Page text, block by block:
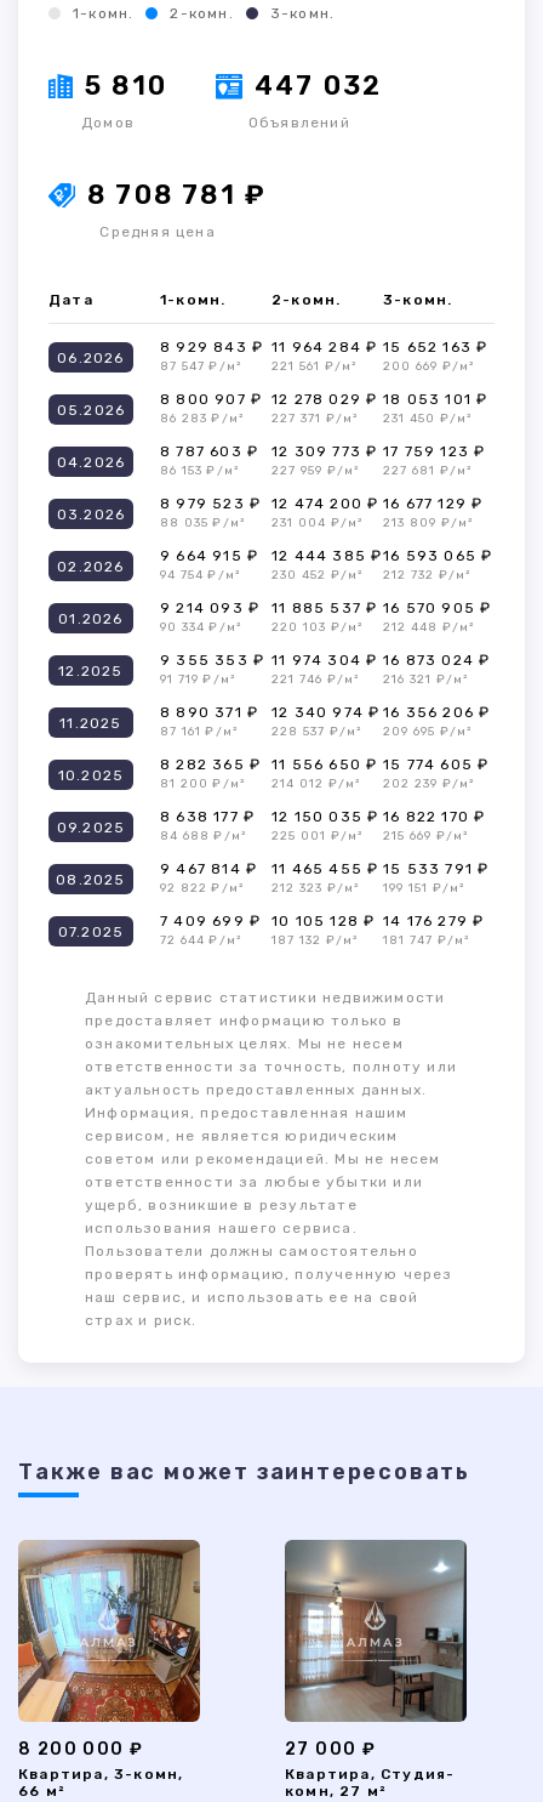
1-комн. 2-комн. 3-комн.
5 810
Домов
447 032
Объявлений
8 708 781 ₽
Средняя цена
Дата 1-комн. 2-комн. 3-комн.
06.2026
8 929 843 ₽
87 547 ₽/м²
11 964 284 ₽
221 561 ₽/м²
15 652 163 ₽
200 669 ₽/м²
05.2026
8 800 907 ₽
86 283 ₽/м²
12 278 029 ₽
227 371 ₽/м²
18 053 101 ₽
231 450 ₽/м²
04.2026
8 787 603 ₽
86 153 ₽/м²
12 309 773 ₽
227 959 ₽/м²
17 759 123 ₽
227 681 ₽/м²
03.2026
8 979 523 ₽
88 035 ₽/м²
12 474 200 ₽
231 004 ₽/м²
16 677 129 ₽
213 809 ₽/м²
02.2026
9 664 915 ₽
94 754 ₽/м²
12 444 385 ₽
230 452 ₽/м²
16 593 065 ₽
212 732 ₽/м²
01.2026
9 214 093 ₽
90 334 ₽/м²
11 885 537 ₽
220 103 ₽/м²
16 570 905 ₽
212 448 ₽/м²
12.2025
9 355 353 ₽
91 719 ₽/м²
11 974 304 ₽
221 746 ₽/м²
16 873 024 ₽
216 321 ₽/м²
11.2025
8 890 371 ₽
87 161 ₽/м²
12 340 974 ₽
228 537 ₽/м²
16 356 206 ₽
209 695 ₽/м²
10.2025
8 282 365 ₽
81 200 ₽/м²
11 556 650 ₽
214 012 ₽/м²
15 774 605 ₽
202 239 ₽/м²
09.2025
8 638 177 ₽
84 688 ₽/м²
12 150 035 ₽
225 001 ₽/м²
16 822 170 ₽
215 669 ₽/м²
08.2025
9 467 814 ₽
92 822 ₽/м²
11 465 455 ₽
212 323 ₽/м²
15 533 791 ₽
199 151 ₽/м²
07.2025
7 409 699 ₽
72 644 ₽/м²
10 105 128 ₽
187 132 ₽/м²
14 176 279 ₽
181 747 ₽/м²
Данный сервис статистики недвижимости
предоставляет информацию только в
ознакомительных целях. Мы не несем
ответственности за точность, полноту или
актуальность предоставленных данных.
Информация, предоставленная нашим
сервисом, не является юридическим
советом или рекомендацией. Мы не несем
ответственности за любые убытки или
ущерб, возникшие в результате
использования нашего сервиса.
Пользователи должны самостоятельно
проверять информацию, полученную через
наш сервис, и использовать ее на свой
страх и риск.
Также ваc может заинтересовать
8 200 000 ₽
Квартира, 3-комн,
66 м²
27 000 ₽
Квартира, Студия-
комн, 27 м²